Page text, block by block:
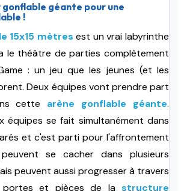
gonflable géante pour une
!
15x15 mètres est un vrai labyrinthe
le théâtre de parties complètement
: un jeu que les jeunes (et les
Deux équipes vont prendre part
cette arène gonflable géante.
équipes se fait simultanément dans
et c'est parti pour l'affrontement
se cacher dans plusieurs
peuvent aussi progresser à travers
portes et pièces de la structure